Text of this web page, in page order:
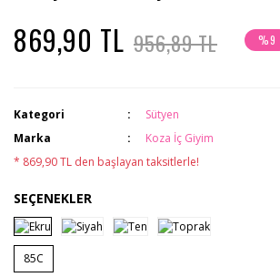
869,90 TL 956,89 TL %9
Kategori
Sütyen
Marka
Koza İç Giyim
* 869,90 TL den başlayan taksitlerle!
SEÇENEKLER
85C